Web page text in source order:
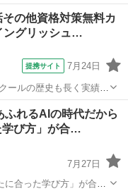
くの大学や高校の入試
しての換算がなされる
の他資格対策無料カ
ングリッシュ…
提携サイト 7月24日
ールの歴史も長く実績も
♪ 英検やTOEICなどの目
学び方」が合…
7月27日